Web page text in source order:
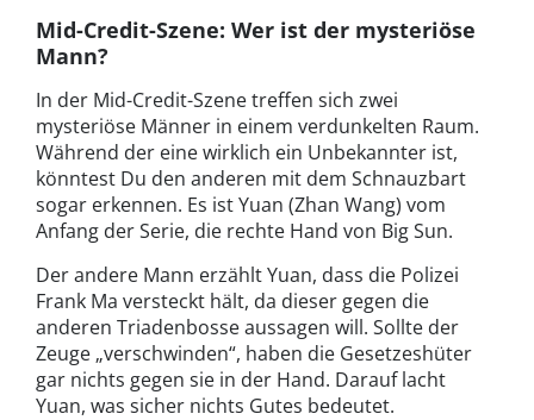
Mid-Credit-Szene: Wer ist der mysteriöse
Mann?
In der Mid-Credit-Szene treffen sich zwei
mysteriöse Männer in einem verdunkelten Raum.
Während der eine wirklich ein Unbekannter ist,
könntest Du den anderen mit dem Schnauzbart
sogar erkennen. Es ist Yuan (Zhan Wang) vom
Anfang der Serie, die rechte Hand von Big Sun.
Der andere Mann erzählt Yuan, dass die Polizei
Frank Ma versteckt hält, da dieser gegen die
anderen Triadenbosse aussagen will. Sollte der
Zeuge „verschwinden“, haben die Gesetzeshüter
gar nichts gegen sie in der Hand. Darauf lacht
Yuan, was sicher nichts Gutes bedeutet.